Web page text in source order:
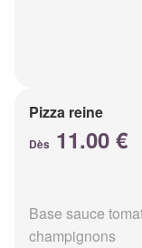
Pizza reine
Dès 11.00 €
Base sauce
champignons